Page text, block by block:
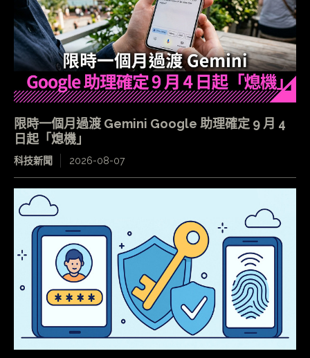
限時一個月過渡 Gemini Google 助理確定 9 月 4
日起「熄機」
科技新聞 2026-08-07